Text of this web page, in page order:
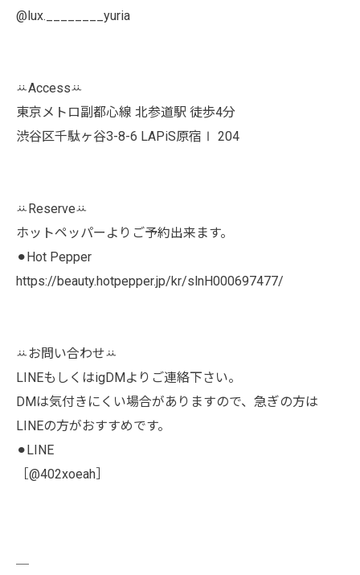
@lux.________yuria
ꕁAccessꕁ
東京メトロ副都心線 北参道駅 徒歩4分
渋谷区千駄ヶ谷3-8-6 LAPiS原宿Ⅰ 204
ꕁReserveꕁ
ホットペッパーよりご予約出来ます。
⚫︎Hot Pepper
https://beauty.hotpepper.jp/kr/slnH000697477/
ꕁお問い合わせꕁ
LINEもしくはigDMよりご連絡下さい。
DMは気付きにくい場合がありますので、急ぎの方は
LINEの方がおすすめです。
⚫︎LINE
［@402xoeah］